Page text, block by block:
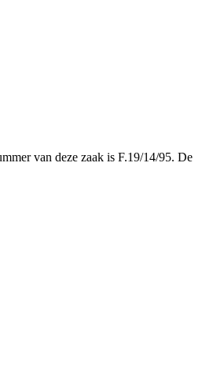
van deze zaak is F.19/14/95. De